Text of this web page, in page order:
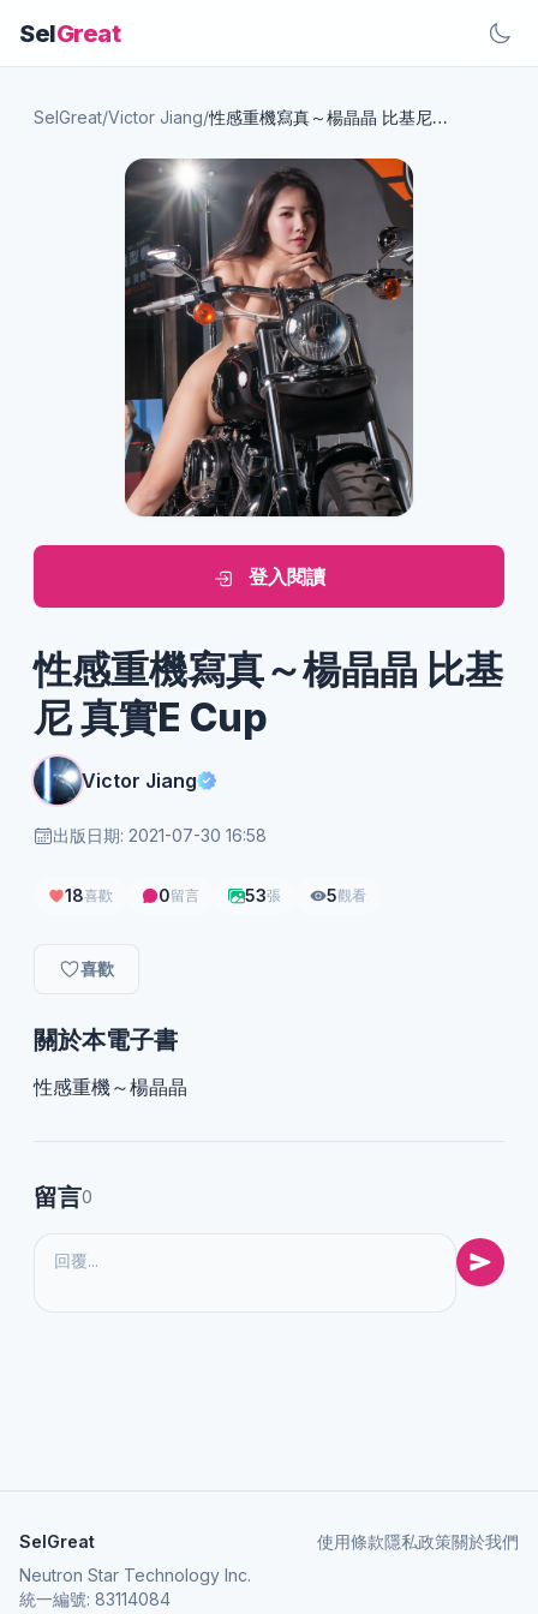
SelGreat
SelGreat/Victor Jiang/ 性感重機寫真～楊晶晶 比基尼 真實E Cup
登入閱讀
性感重機寫真～楊晶晶 比基
尼 真實E Cup
Victor Jiang
出版日期: 2021-07-30 16:58
18喜歡 0留言 53張 5觀看
喜歡
關於本電子書
性感重機～楊晶晶
留言0
SelGreat
Neutron Star Technology Inc.
統一編號: 83114084
使用條款隱私政策關於我們